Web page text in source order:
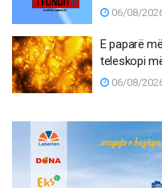
06/08/
E paparë
teleskopi
06/08/